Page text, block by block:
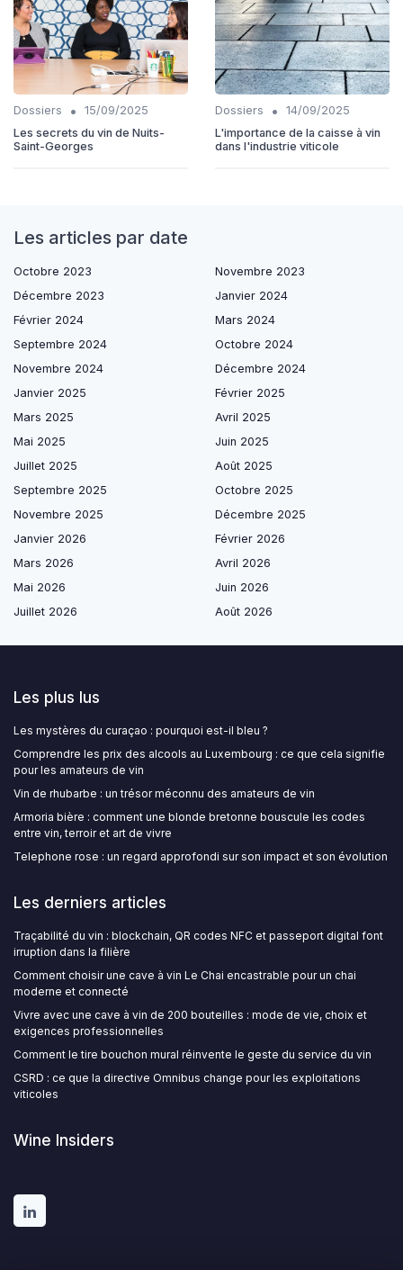
Dossiers •
15/09/2025
Les secrets du vin de Nuits-
Saint-Georges
Dossiers •
14/09/2025
L'importance de la caisse à vin
dans l'industrie viticole
Les articles par date
Octobre 2023
Novembre 2023
Décembre 2023
Janvier 2024
Février 2024
Mars 2024
Septembre 2024
Octobre 2024
Novembre 2024
Décembre 2024
Janvier 2025
Février 2025
Mars 2025
Avril 2025
Mai 2025
Juin 2025
Juillet 2025
Août 2025
Septembre 2025
Octobre 2025
Novembre 2025
Décembre 2025
Janvier 2026
Février 2026
Mars 2026
Avril 2026
Mai 2026
Juin 2026
Juillet 2026
Août 2026
Les plus lus
Les mystères du curaçao : pourquoi est-il bleu ?
Comprendre les prix des alcools au Luxembourg : ce que cela signifie
pour les amateurs de vin
Vin de rhubarbe : un trésor méconnu des amateurs de vin
Armoria bière : comment une blonde bretonne bouscule les codes
entre vin, terroir et art de vivre
Telephone rose : un regard approfondi sur son impact et son évolution
Les derniers articles
Traçabilité du vin : blockchain, QR codes NFC et passeport digital font
irruption dans la filière
Comment choisir une cave à vin Le Chai encastrable pour un chai
moderne et connecté
Vivre avec une cave à vin de 200 bouteilles : mode de vie, choix et
exigences professionnelles
Comment le tire bouchon mural réinvente le geste du service du vin
CSRD : ce que la directive Omnibus change pour les exploitations
viticoles
Wine Insiders